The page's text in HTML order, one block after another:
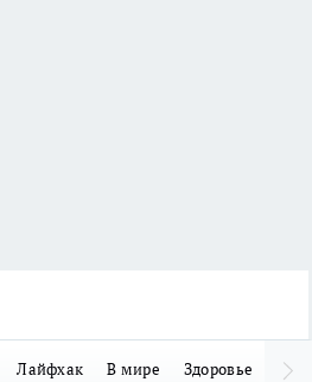
Лайфхак В мире Здоровье